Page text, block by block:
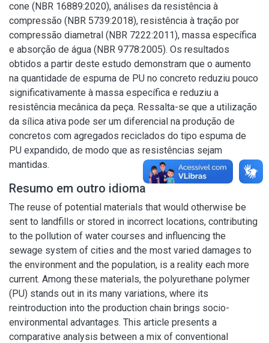
cone (NBR 16889:2020), análises da resistência à
compressão (NBR 5739:2018), resistência à tração por
compressão diametral (NBR 7222:2011), massa específica
e absorção de água (NBR 9778:2005). Os resultados
obtidos a partir deste estudo demonstram que o aumento
na quantidade de espuma de PU no concreto reduziu pouco
significativamente à massa específica e reduziu a
resistência mecânica da peça. Ressalta-se que a utilização
da sílica ativa pode ser um diferencial na produção de
concretos com agregados reciclados do tipo espuma de
PU expandido, de modo que as resistências sejam
mantidas.
Resumo em outro idioma
The reuse of potential materials that would otherwise be
sent to landfills or stored in incorrect locations, contributing
to the pollution of water courses and influencing the
sewage system of cities and the most varied damages to
the environment and the population, is a reality each more
current. Among these materials, the polyurethane polymer
(PU) stands out in its many variations, where its
reintroduction into the production chain brings socio-
environmental advantages. This article presents a
comparative analysis between a mix of conventional